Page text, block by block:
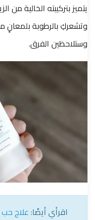
يتميز بتركيبته الخالية من
وتشعركِ بالرطوبة بلمعانٍ
وستلاحظين الفرق.
اقرأي أيضًا:علاج حب